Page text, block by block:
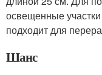
освещенные
подходит для
Шанс